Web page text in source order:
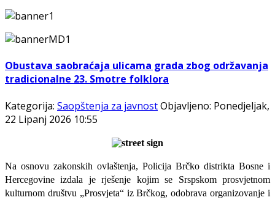
Obustava saobraćaja ulicama grada zbog održavanja
tradicionalne 23. Smotre folklora
Kategorija: Saopštenja za javnostObjavljeno: Ponedjeljak,
22 Lipanj 2026 10:55
Na osnovu zakonskih ovlaštenja, Policija Brčko distrikta Bosne i
Hercegovine izdala je rješenje kojim se Srspskom prosvjetnom
kulturnom društvu „Prosvjeta“ iz Brčkog, odobrava organizovanje i